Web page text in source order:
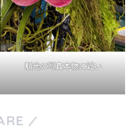
順光の写真本物に近い